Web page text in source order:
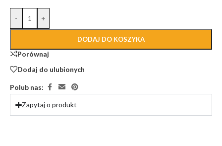
- +
DODAJ DO KOSZYKA
Porównaj
Dodaj do ulubionych
Polub nas:
Zapytaj o produkt